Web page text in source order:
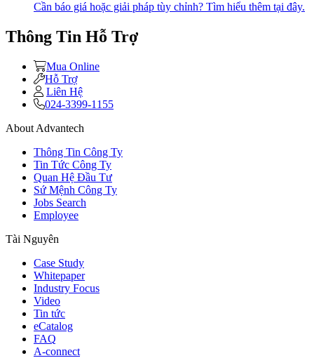
Cần báo giá hoặc giải pháp tùy chỉnh? Tìm hiểu thêm tại đây.
Thông Tin Hỗ Trợ
Mua Online
Hỗ Trợ
Liên Hệ
024-3399-1155
About Advantech
Thông Tin Công Ty
Tin Tức Công Ty
Quan Hệ Đầu Tư
Sứ Mệnh Công Ty
Jobs Search
Employee
Tài Nguyên
Case Study
Whitepaper
Industry Focus
Video
Tin tức
eCatalog
FAQ
A-connect